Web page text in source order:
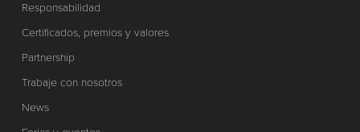
Responsabilidad
Certificados, premios y valores
Partnership
Trabaje con nosotros
News